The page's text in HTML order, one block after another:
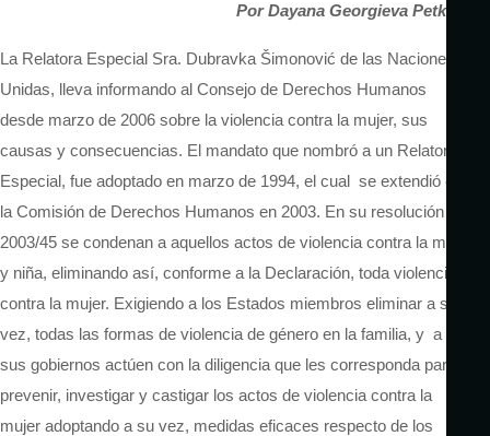
Por Dayana Georgieva Petkova
La Relatora Especial Sra. Dubravka Šimonović de las Naciones
Unidas, lleva informando al Consejo de Derechos Humanos
desde marzo de 2006 sobre la violencia contra la mujer, sus
causas y consecuencias. El mandato que nombró a un Relator
Especial, fue adoptado en marzo de 1994, el cual se extendió en
la Comisión de Derechos Humanos en 2003. En su resolución
2003/45 se condenan a aquellos actos de violencia contra la mujer
y niña, eliminando así, conforme a la Declaración, toda violencia
contra la mujer. Exigiendo a los Estados miembros eliminar a su
vez, todas las formas de violencia de género en la familia, y a que
sus gobiernos actúen con la diligencia que les corresponda para
prevenir, investigar y castigar los actos de violencia contra la
mujer adoptando a su vez, medidas eficaces respecto de los